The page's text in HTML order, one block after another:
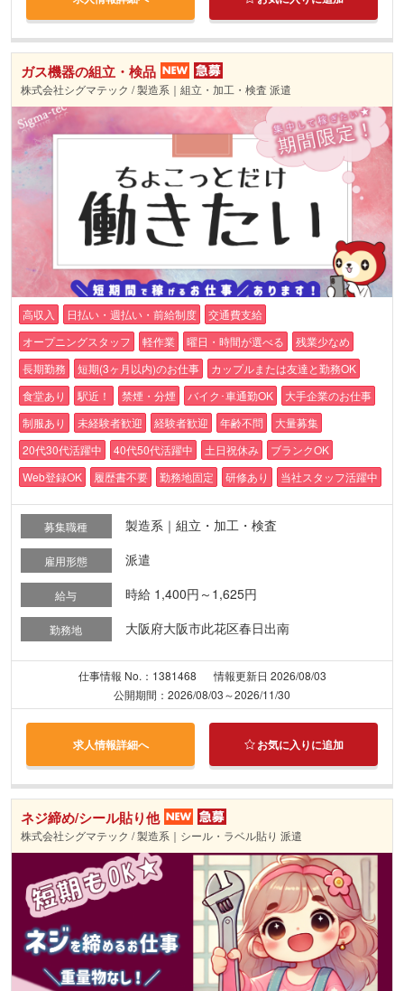
ガス機器の組立・検品
株式会社シグマテック / 製造系｜組立・加工・検査 派遣
高収入 日払い・週払い・前給制度
交通費支給
オープニングスタッフ
軽作業 曜日・時間が選べる
残業少なめ
長期勤務
短期(3ヶ月以内)のお仕事
カップルまたは友達と勤務OK
食堂あり
駅近！ 禁煙・分煙 バイク･車通勤OK
大手企業のお仕事
制服あり
未経験者歓迎 経験者歓迎 年齢不問
大量募集
20代30代活躍中
40代50代活躍中 土日祝休み
ブランクOK
Web登録OK
履歴書不要 勤務地固定 研修あり 当社スタッフ活躍中
募集職種 製造系｜組立・加工・検査
雇用形態 派遣
給与 時給 1,400円～1,625円
勤務地 大阪府大阪市此花区春日出南
仕事情報 No.：1381468
情報更新日 2026/08/03
公開期間：2026/08/03～2026/11/30
求人情報詳細へ お気に入りに追加
ネジ締め/シール貼り他
株式会社シグマテック / 製造系｜シール・ラベル貼り 派遣